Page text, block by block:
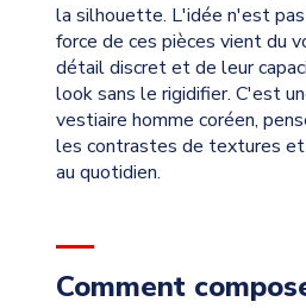
la silhouette. L'idée n'est
force de ces pièces vient du
détail discret et de leur
look sans le rigidifier. C'est
vestiaire homme coréen,
les contrastes de textures
au quotidien.
Comment